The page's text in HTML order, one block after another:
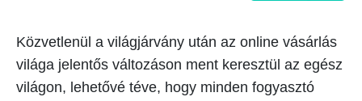
Közvetlenül a világjárvány után az online vásárlás
világa jelentős változáson ment keresztül az egész
világon, lehetővé téve, hogy minden fogyasztó